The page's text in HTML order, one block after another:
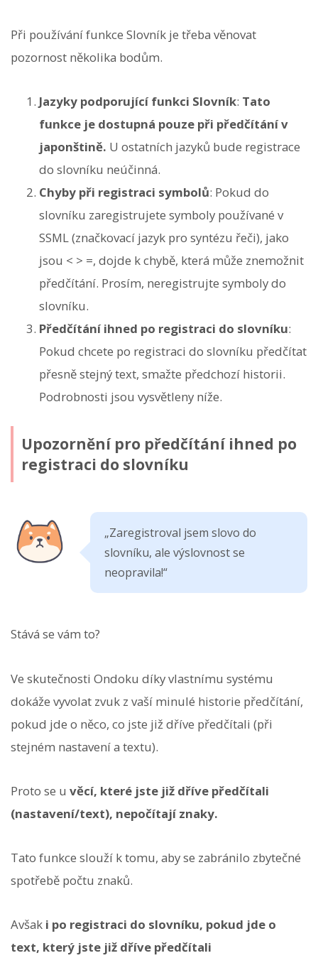
Při používání funkce Slovník je třeba věnovat
pozornost několika bodům.
Jazyky podporující funkci Slovník: Tato
funkce je dostupná pouze při předčítání v
japonštině. U ostatních jazyků bude registrace
do slovníku neúčinná.
Chyby při registraci symbolů: Pokud do
slovníku zaregistrujete symboly používané v
SSML (značkovací jazyk pro syntézu řeči), jako
jsou < > =, dojde k chybě, která může znemožnit
předčítání. Prosím, neregistrujte symboly do
slovníku.
Předčítání ihned po registraci do slovníku:
Pokud chcete po registraci do slovníku předčítat
přesně stejný text, smažte předchozí historii.
Podrobnosti jsou vysvětleny níže.
Upozornění pro předčítání ihned po
registraci do slovníku
„Zaregistroval jsem slovo do
slovníku, ale výslovnost se
neopravila!“
Stává se vám to?
Ve skutečnosti Ondoku díky vlastnímu systému
dokáže vyvolat zvuk z vaší minulé historie předčítání,
pokud jde o něco, co jste již dříve předčítali (při
stejném nastavení a textu).
Proto se u věcí, které jste již dříve předčítali
(nastavení/text), nepočítají znaky.
Tato funkce slouží k tomu, aby se zabránilo zbytečné
spotřebě počtu znaků.
Avšak i po registraci do slovníku, pokud jde o
text, který jste již dříve předčítali